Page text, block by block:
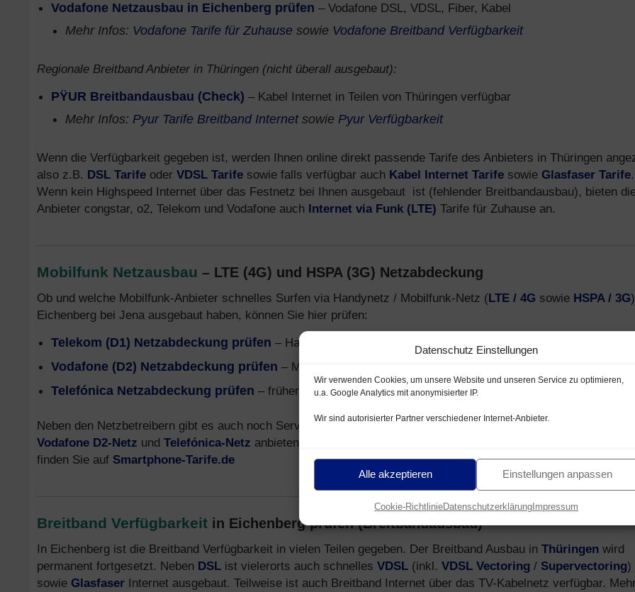
Datenschutz Einstellungen
Wir verwenden Cookies, um unsere Website und unseren Service zu optimieren,
u.a. Google Analytics mit anonymisierter IP.
Wir sind autorisierter Partner verschiedener Internet-Anbieter.
Alle akzeptieren Einstellungen anpassen
Cookie-RichtlinieDatenschutzerklärungImpressum
Vodafone Netzausbau in Eichenberg prüfen – Vodafone DSL, VDSL, Fiber, Kabel
Mehr Infos: Vodafone Tarife für Zuhause sowie Vodafone Breitband Verfügbarkeit
Regionale Breitband Anbieter in Thüringen (nicht überall ausgebaut):
PŸUR Breitbandausbau (Check) – Kabel Internet in Teilen von Thüringen verfügbar
Mehr Infos: Pyur Tarife Breitband Internetsowie Pyur Verfügbarkeit
Wenn die Verfügbarkeit gegeben ist, werden Ihnen online direkt passende Tarife des Anbieters in Thüringen
also z.B. DSL Tarife oder VDSL Tarife sowie falls verfügbar auch Kabel Internet Tarife sowie Glasfaser Tarife.
Wenn kein Highspeed Internet über das Festnetz bei Ihnen ausgebaut ist (fehlender Breitbandausbau), bieten
Anbieter congstar, o2, Telekom und Vodafone auch Internet via Funk (LTE) Tarife für Zuhause an.
Mobilfunk Netzausbau – LTE (4G) und HSPA (3G) Netzabdeckung
Ob und welche Mobilfunk-Anbieter schnelles Surfen via Handynetz / Mobilfunk-Netz (LTE / 4G sowie HSPA / 3G
Eichenberg bei Jena ausgebaut haben, können Sie hier prüfen:
Telekom (D1) Netzabdeckung prüfen – Handynetz mit LTE / HSPA
Vodafone (D2) Netzabdeckung prüfen – Mobilfunk-Netz LTE / HSPA
Telefónica Netzabdeckung prüfen – früher o2- und E-Plus Netz
Neben den Netzbetreibern gibt es auch noch Service-Provider, welche Handytarife über dasTelekom D1-Netz
Vodafone D2-Netz und Telefónica-Netz anbieten. Informationen zu Mobilfunk Anbietern, Tarifen und Smartphones
finden Sie auf Smartphone-Tarife.de
Breitband Verfügbarkeit in Eichenberg prüfen (Breitbandausbau)
In Eichenberg ist die Breitband Verfügbarkeit in vielen Teilen gegeben. Der Breitband Ausbau in Thüringen wird
permanent fortgesetzt. Neben DSL ist vielerorts auch schnelles VDSL (inkl. VDSL Vectoring / Supervectoring)
sowie Glasfaser Internet ausgebaut. Teilweise ist auch Breitband Internet über das TV-Kabelnetz verfügbar. Mehr